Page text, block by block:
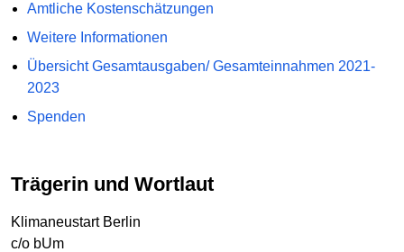
Amtliche Kostenschätzungen
Weitere Informationen
Übersicht Gesamtausgaben/ Gesamteinnahmen 2021-
2023
Spenden
Trägerin und Wortlaut
Klimaneustart Berlin
c/o bUm